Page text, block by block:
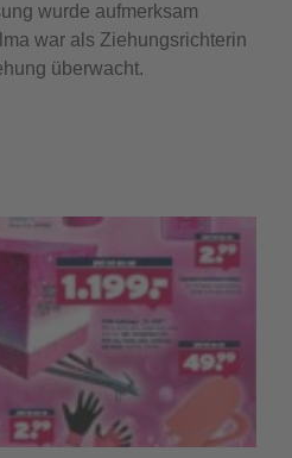
wurde aufmerksam
war als Ziehungsrichterin
überwacht.